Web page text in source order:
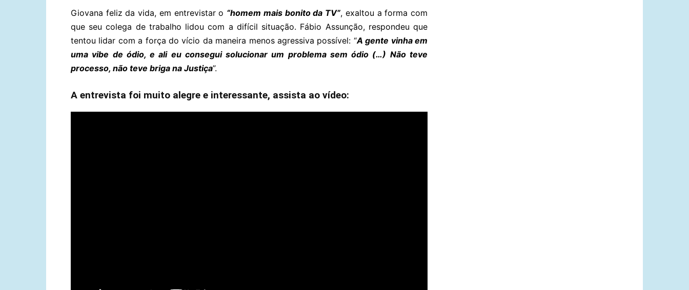
Giovana feliz da vida, em entrevistar o “homem mais bonito da TV”, exaltou a forma com
que seu colega de trabalho lidou com a difícil situação. Fábio Assunção, respondeu que
tentou lidar com a força do vício da maneira menos agressiva possível: “A gente vinha em
uma vibe de ódio, e ali eu consegui solucionar um problema sem ódio (…) Não teve
processo, não teve briga na Justiça”.
A entrevista foi muito alegre e interessante, assista ao vídeo: